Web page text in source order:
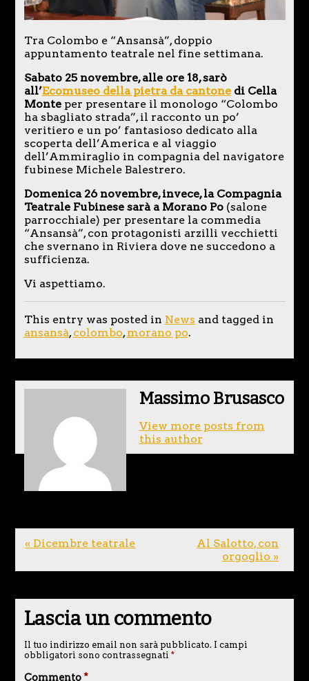
Tra Colombo e “Ansansà”, doppio
appuntamento teatrale nel fine settimana.
Sabato 25 novembre, alle ore 18, sarò
all’Ecomuseo della pietra da cantonedi Cella
Monteper presentare il monologo “Colombo
ha sbagliato strada”, il racconto un po’
veritiero e un po’ fantasioso dedicato alla
scoperta dell’America e al viaggio
dell’Ammiraglio in compagnia del navigatore
fubinese Michele Balestrero.
Domenica 26 novembre, invece, la Compagnia
Teatrale Fubinese sarà a Morano Po(salone
parrocchiale) per presentare la commedia
“Ansansà”, con protagonisti arzilli vecchietti
che svernano in Riviera dove ne succedono a
sufficienza.
Vi aspettiamo.
This entry was posted in News and tagged in
ansansà,colombo,morano po.
Massimo Brusasco
View more posts from
this author
« Dicembre teatrale
Al Salotto, con
orgoglio »
Lascia un commento
Il tuo indirizzo email non sarà pubblicato. I campi
obbligatori sono contrassegnati *
Commento*